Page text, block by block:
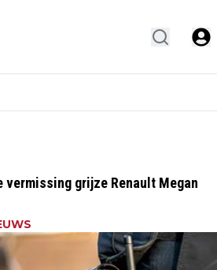
vermissing grijze Renault Megan